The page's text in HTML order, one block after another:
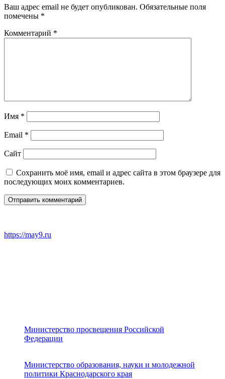
Ваш адрес email не будет опубликован. Обязательные поля
помечены *
Комментарий *
Имя *
Email *
Сайт
Сохранить моё имя, email и адрес сайта в этом браузере для
последующих моих комментариев.
https://may9.ru
Министерство просвещения Российской
Федерации
Министерство образования, науки и молодежной
политики Краснодарского края